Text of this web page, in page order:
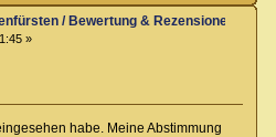
/ Bewertung & Rezensionen
»
habe. Meine Abstimmung